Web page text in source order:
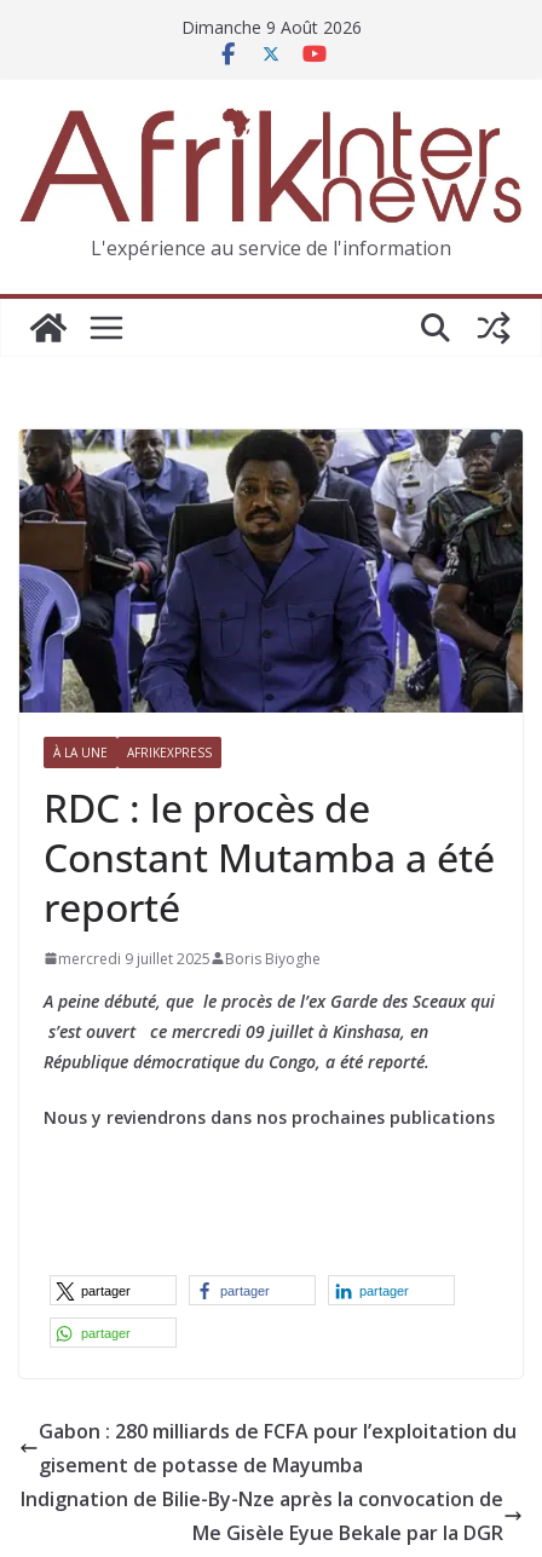
Dimanche 9 Août 2026
L'expérience au service de l'information
À LA UNE AFRIKEXPRESS
RDC : le procès de
Constant Mutamba a été
reporté
mercredi 9 juillet 2025 Boris Biyoghe
A peine débuté, que le procès de l’ex Garde des Sceaux qui
s’est ouvert ce mercredi 09 juillet à Kinshasa, en
République démocratique du Congo, a été reporté.
Nous y reviendrons dans nos prochaines publications
partager partager partager
partager
Gabon : 280 milliards de FCFA pour l’exploitation du
gisement de potasse de Mayumba
Indignation de Bilie-By-Nze après la convocation de
Me Gisèle Eyue Bekale par la DGR